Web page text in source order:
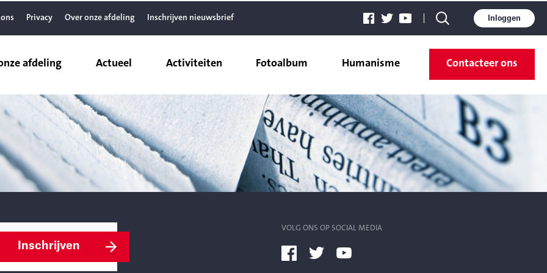
Privacy Over onze afdeling Inschrijven nieuwsbrief Inloggen
afdeling Actueel Activiteiten Fotoalbum Humanisme Contacteer ons
Inschrijven
VOLG ONS OP SOCIAL MEDIA